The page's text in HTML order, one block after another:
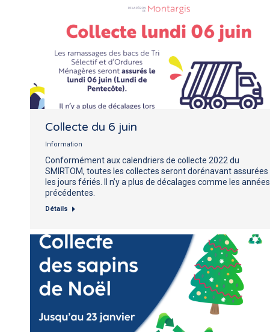
Collecte du 6 juin
Information
Conformément aux calendriers de collecte 2022 du
SMIRTOM, toutes les collectes seront dorénavant assurées
les jours fériés. Il n’y a plus de décalages comme les années
précédentes.
Détails